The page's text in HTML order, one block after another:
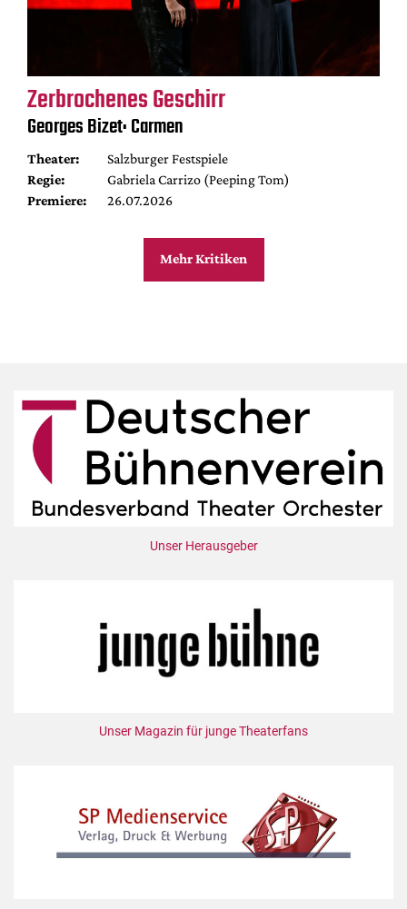
Zerbrochenes Geschirr
Georges Bizet: Carmen
Theater:
Salzburger Festspiele
Regie:
Gabriela Carrizo (Peeping Tom)
Premiere:
26.07.2026
Mehr Kritiken
Unser Herausgeber
Unser Magazin für junge Theaterfans